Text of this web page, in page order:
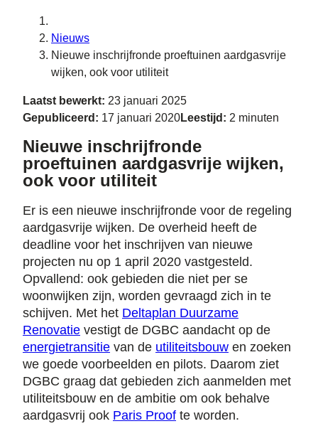
Nieuws
Nieuwe inschrijfronde proeftuinen aardgasvrije
wijken, ook voor utiliteit
Laatst bewerkt: 23 januari 2025
Gepubliceerd: 17 januari 2020Leestijd: 2 minuten
Nieuwe inschrijfronde
proeftuinen aardgasvrije wijken,
ook voor utiliteit
Er is een nieuwe inschrijfronde voor de regeling
aardgasvrije wijken. De overheid heeft de
deadline voor het inschrijven van nieuwe
projecten nu op 1 april 2020 vastgesteld.
Opvallend: ook gebieden die niet per se
woonwijken zijn, worden gevraagd zich in te
schijven. Met het Deltaplan Duurzame
Renovatie vestigt de DGBC aandacht op de
energietransitie van de utiliteitsbouw en zoeken
we goede voorbeelden en pilots. Daarom ziet
DGBC graag dat gebieden zich aanmelden met
utiliteitsbouw en de ambitie om ook behalve
aardgasvrij ook Paris Proof te worden.